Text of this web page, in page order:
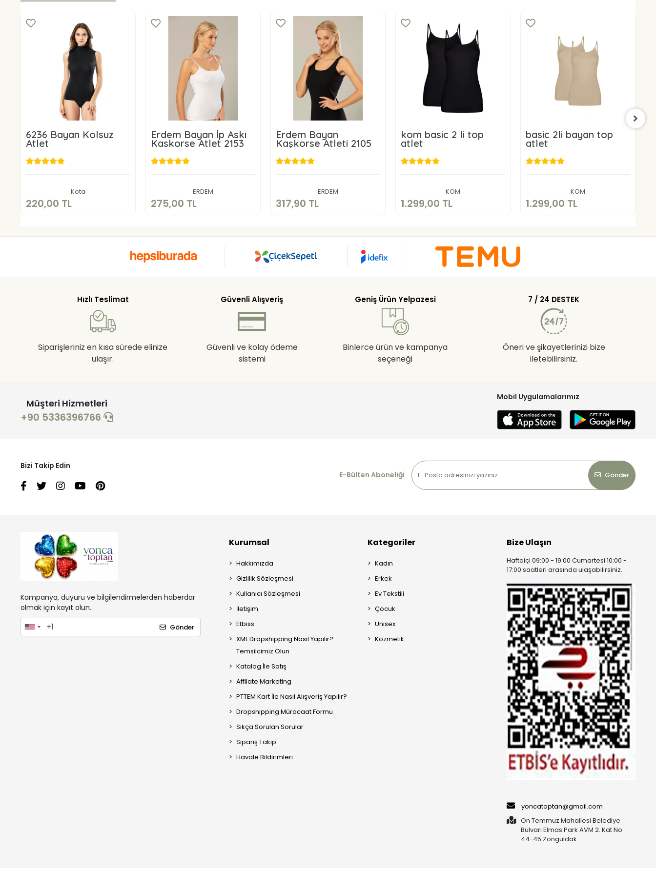
6236 Bayan Kolsuz
Atlet
Kota
220,00 TL
Sepete Ekle
Erdem Bayan İp Askı
Kaskorse Atlet 2153
ERDEM
275,00 TL
Sepete Ekle
Erdem Bayan
Kaşkorse Atleti 2105
ERDEM
317,90 TL
Sepete Ekle
kom basic 2 li top
atlet
KOM
1.299,00 TL
Sepete Ekle
basic 2li bayan top
atlet
KOM
1.299,00 TL
Sepete Ekle
Hızlı Teslimat
Siparişleriniz en kısa sürede elinize
ulaşır.
Güvenli Alışveriş
Güvenli ve kolay ödeme
sistemi
Geniş Ürün Yelpazesi
Binlerce ürün ve kampanya
seçeneği
7 / 24 DESTEK
Öneri ve şikayetlerinizi bize
iletebilirsiniz.
Müşteri Hizmetleri
+90 5336396766
Mobil Uygulamalarımız
Bizi Takip Edin
E-Bülten Aboneliği
Gönder
Kampanya, duyuru ve bilgilendirmelerden haberdar
olmak için kayıt olun.
Gönder
Kurumsal
Hakkımızda
Gizlilik Sözleşmesi
Kullanıcı Sözleşmesi
İletişim
Etbiss
XML Dropshipping Nasıl Yapılır?-
Temsilcimiz Olun
Katalog İle Satış
Affilate Marketing
PTTEM Kart İle Nasıl Alışveriş Yapılır?
Dropshipping Müracaat Formu
Sıkça Sorulan Sorular
Sipariş Takip
Havale Bildirimleri
Kategoriler
Kadın
Erkek
Ev Tekstili
Çocuk
Unisex
Kozmetik
Bize Ulaşın
Haftaiçi 09:00 - 19:00 Cumartesi 10:00 -
17:00 saatleri arasında ulaşabilirsiniz.
yoncatoptan@gmail.com
On Temmuz Mahallesi Belediye
Bulvarı Elmas Park AVM 2. Kat No
44-45 Zonguldak